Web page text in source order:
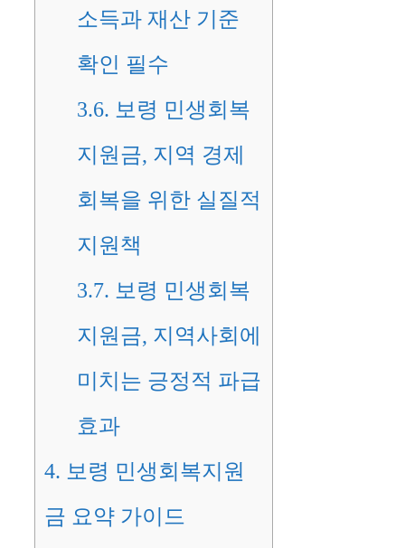
소득과 재산 기준
확인 필수
3.6. 보령 민생회복
지원금, 지역 경제
회복을 위한 실질적
지원책
3.7. 보령 민생회복
지원금, 지역사회에
미치는 긍정적 파급
효과
4. 보령 민생회복지원
금 요약 가이드